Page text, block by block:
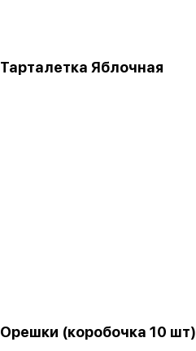
Тарталетка Яблочная
Орешки (коробочка 10 шт)